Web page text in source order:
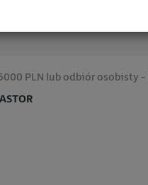
konsultacji.
PLN lub odbiór osobisty -